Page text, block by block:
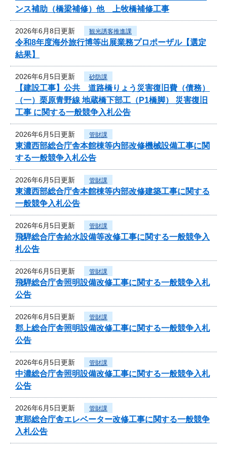
ンス補助（橋梁補修）他 上牧橋補修工事
2026年6月8日更新 観光誘客推進課
令和8年度海外旅行博等出展業務プロポーザル【選定
結果】
2026年6月5日更新 砂防課
【建設工事】公共 道路橋りょう災害復旧費（債務）
（一）栗原青野線 地蔵橋下部工（P1橋脚） 災害復旧
工事 に関する一般競争入札公告
2026年6月5日更新 管財課
東濃西部総合庁舎本館棟等内部改修機械設備工事に関
する一般競争入札公告
2026年6月5日更新 管財課
東濃西部総合庁舎本館棟等内部改修建築工事に関する
一般競争入札公告
2026年6月5日更新 管財課
飛騨総合庁舎給水設備等改修工事に関する一般競争入
札公告
2026年6月5日更新 管財課
飛騨総合庁舎照明設備改修工事に関する一般競争入札
公告
2026年6月5日更新 管財課
郡上総合庁舎照明設備改修工事に関する一般競争入札
公告
2026年6月5日更新 管財課
中濃総合庁舎照明設備改修工事に関する一般競争入札
公告
2026年6月5日更新 管財課
恵那総合庁舎エレベーター改修工事に関する一般競争
入札公告